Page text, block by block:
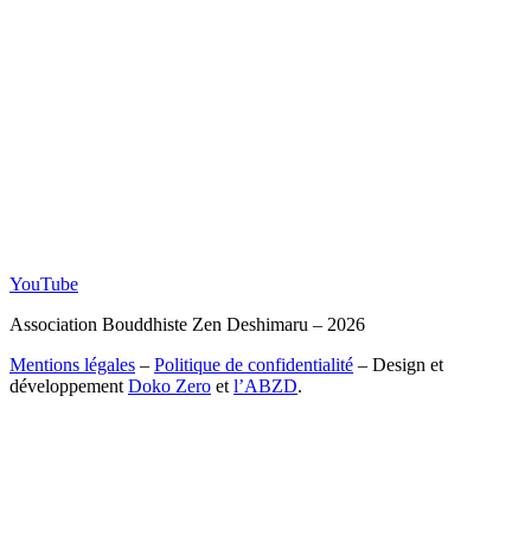
YouTube
Association Bouddhiste Zen Deshimaru – 2026
Mentions légales – Politique de confidentialité – Design et
développement Doko Zero et l’ABZD.